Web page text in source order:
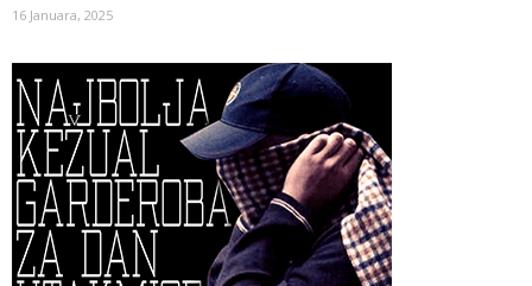
16 Januara, 2025